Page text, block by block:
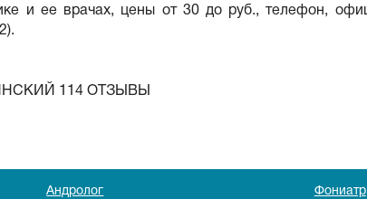
и ее врачах, цены от 30 до руб., телефон,
114 ОТЗЫВЫ
Андролог Фониатр